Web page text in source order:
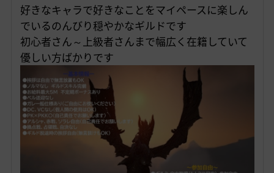
入
好きなキャラで好きなことをマイペースに楽しん
でいるのんびり穏やかなギルドです
初心者さん～上級者さんまで幅広く在籍していて
優しい方ばかりです